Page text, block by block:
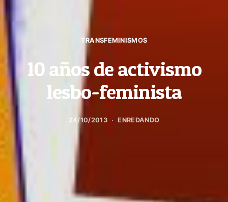
TRANSFEMINISMOS
10 años de activismo
lesbo-feminista
24/10/2013 ENREDANDO